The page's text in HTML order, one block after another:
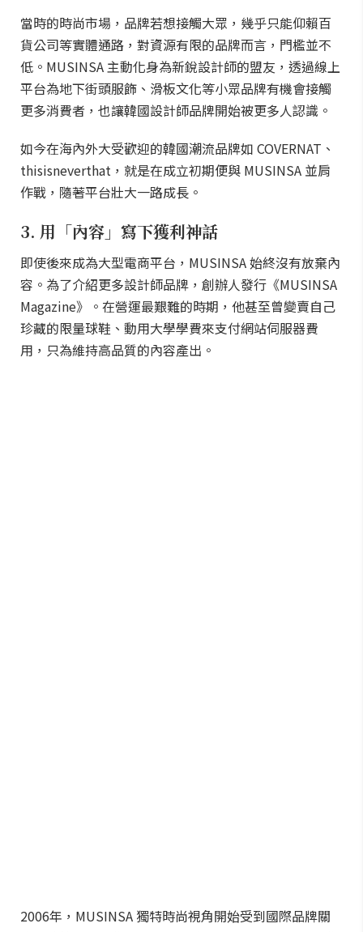
當時的時尚市場，品牌若想接觸大眾，幾乎只能仰賴百
貨公司等實體通路，對資源有限的品牌而言，門檻並不
低。MUSINSA 主動化身為新銳設計師的盟友，透過線上
平台為地下街頭服飾、滑板文化等小眾品牌有機會接觸
更多消費者，也讓韓國設計師品牌開始被更多人認識。
如今在海內外大受歡迎的韓國潮流品牌如 COVERNAT、
thisisneverthat，就是在成立初期便與 MUSINSA 並肩
作戰，隨著平台壯大一路成長。
3. 用「內容」寫下獲利神話
即使後來成為大型電商平台，MUSINSA 始終沒有放棄內
容。為了介紹更多設計師品牌，創辦人發行《MUSINSA
Magazine》。在營運最艱難的時期，他甚至曾變賣自己
珍藏的限量球鞋、動用大學學費來支付網站伺服器費
用，只為維持高品質的內容產出。
2006年，MUSINSA 獨特時尚視角開始受到國際品牌關